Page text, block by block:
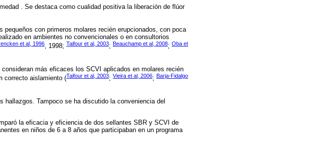
. Se destaca como cualidad positiva la liberación de flúor
con primeros molares recién erupcionados, con poca
en ambientes no convencionales o en consultorios
et al, 1996, 1998; Taifour et al, 2003; Beauchamp et al, 2008; Oba et
más eficaces los SCVI aplicados en molares recién
correcto aislamiento (Taifour et al, 2003; Vieira et al, 2006; Barja-Fidalgo
Tampoco se ha discutido la conveniencia del
la eficacia y eficiencia de dos sellantes SBR y SCVI de
en niños de 6 a 8 años que participaban en un programa